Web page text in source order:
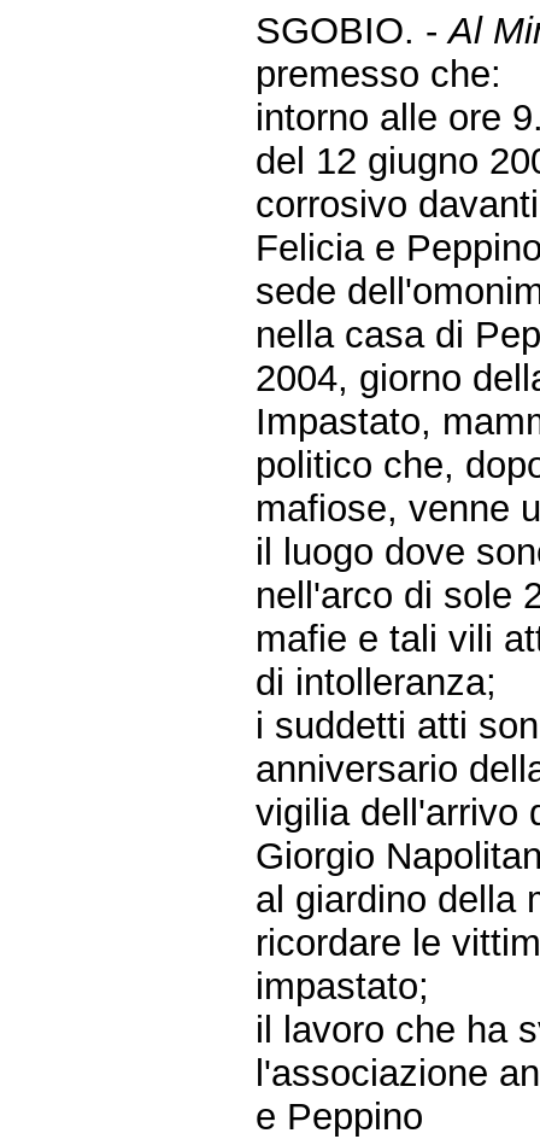
SGOBIO. -Al
premesso che:
intorno alle ore
del 12 giugno
corrosivo
Felicia e
sede
nella casa di
2004, giorno
Impastato,
politico che,
mafiose, venne
il luogo dove
nell'arco di sole
mafie e tali vili
di intolleranza;
i suddetti atti
anniversario
vigilia dell'arrivo
Giorgio
al giardino della
ricordare le
impastato;
il lavoro che ha
l'associazione
e Peppino